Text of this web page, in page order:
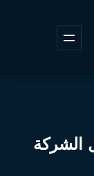
الشركة